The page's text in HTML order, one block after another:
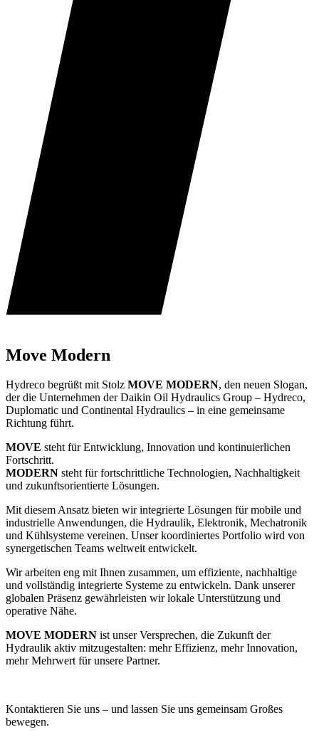
Move Modern
Hydreco begrüßt mit Stolz MOVE MODERN, den neuen Slogan,
der die Unternehmen der Daikin Oil Hydraulics Group – Hydreco,
Duplomatic und Continental Hydraulics – in eine gemeinsame
Richtung führt.
MOVE steht für Entwicklung, Innovation und kontinuierlichen
Fortschritt.
MODERN steht für fortschrittliche Technologien, Nachhaltigkeit
und zukunftsorientierte Lösungen.
Mit diesem Ansatz bieten wir integrierte Lösungen für mobile und
industrielle Anwendungen, die Hydraulik, Elektronik, Mechatronik
und Kühlsysteme vereinen. Unser koordiniertes Portfolio wird von
synergetischen Teams weltweit entwickelt.
Wir arbeiten eng mit Ihnen zusammen, um effiziente, nachhaltige
und vollständig integrierte Systeme zu entwickeln. Dank unserer
globalen Präsenz gewährleisten wir lokale Unterstützung und
operative Nähe.
MOVE MODERN ist unser Versprechen, die Zukunft der
Hydraulik aktiv mitzugestalten: mehr Effizienz, mehr Innovation,
mehr Mehrwert für unsere Partner.
Kontaktieren Sie uns – und lassen Sie uns gemeinsam Großes
bewegen.